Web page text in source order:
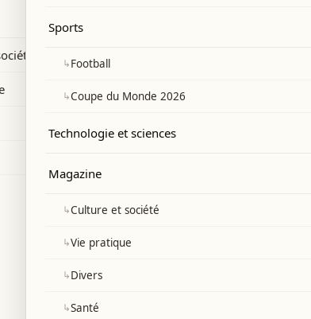
Sports
↳Football
↳Coupe du Monde 2026
Technologie et sciences
Magazine
↳Culture et société
↳Vie pratique
↳Divers
↳Santé